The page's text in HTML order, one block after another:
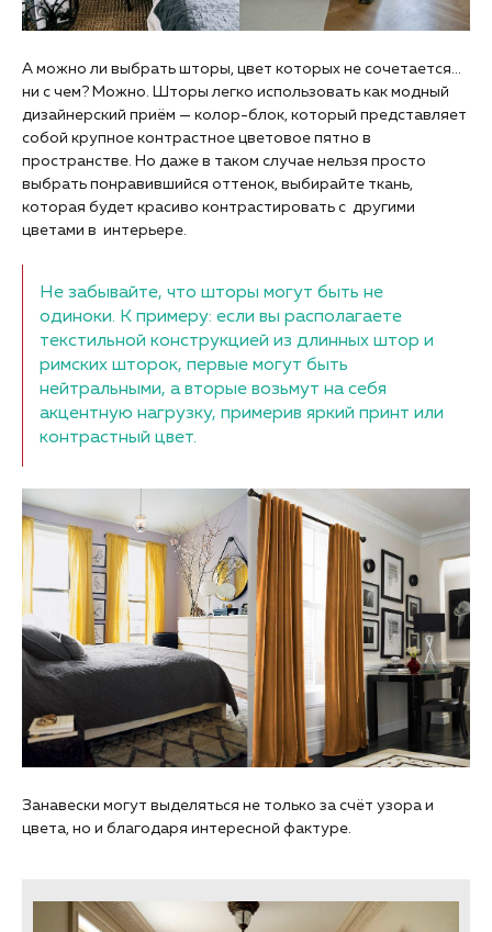
А можно ли выбрать шторы, цвет которых не сочетается…
ни с чем? Можно. Шторы легко использовать как модный
дизайнерский приём — колор-блок, который представляет
собой крупное контрастное цветовое пятно в
пространстве. Но даже в таком случае нельзя просто
выбрать понравившийся оттенок, выбирайте ткань,
которая будет красиво контрастировать с другими
цветами в интерьере.
Не забывайте, что шторы могут быть не
одиноки. К примеру: если вы располагаете
текстильной конструкцией из длинных штор и
римских шторок, первые могут быть
нейтральными, а вторые возьмут на себя
акцентную нагрузку, примерив яркий принт или
контрастный цвет.
Занавески могут выделяться не только за счёт узора и
цвета, но и благодаря интересной фактуре.